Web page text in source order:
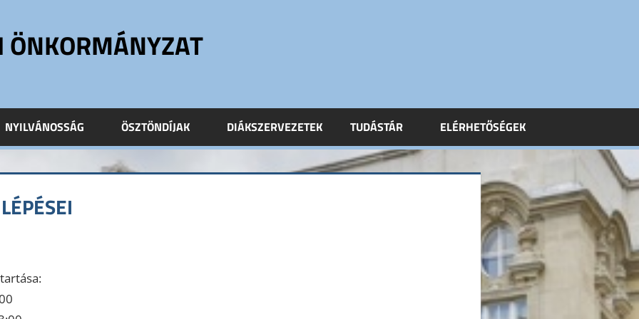
ÖNKORMÁNYZAT
NYILVÁNOSSÁG ÖSZTÖNDÍJAK DIÁKSZERVEZETEK TUDÁSTÁR ELÉRHETŐSÉGEK